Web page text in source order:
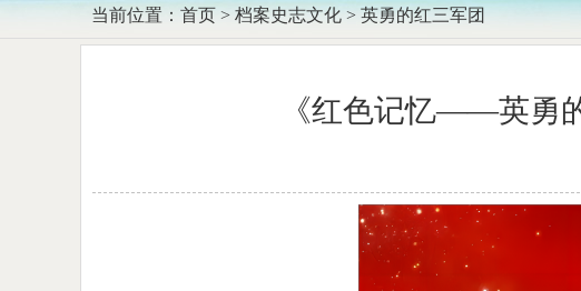
当前位置： 首页> 档案史志文化> 英勇的红三军团
《红色记忆——英勇